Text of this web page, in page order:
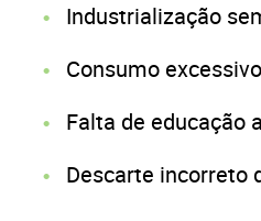
Industrialização
Consumo excessivo
Falta de educação
Descarte incorreto